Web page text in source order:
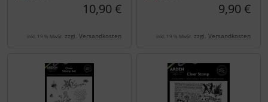
10,90 €
inkl. 19 % MwSt. zzgl. Versandkosten
9,90 €
inkl. 19 % MwSt. zzgl. Versandkosten